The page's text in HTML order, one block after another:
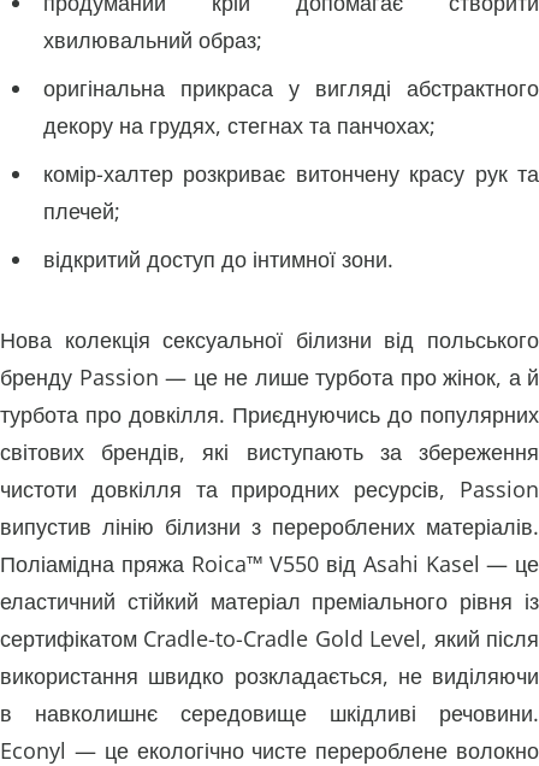
хвилювальний образ;
оригінальна прикраса у вигляді абстрактного
декору на грудях, стегнах та панчохах;
комір-халтер розкриває витончену красу рук та
плечей;
відкритий доступ до інтимної зони.
Нова колекція сексуальної білизни від польського
бренду Passion — це не лише турбота про жінок, а й
турбота про довкілля. Приєднуючись до популярних
світових брендів, які виступають за збереження
чистоти довкілля та природних ресурсів, Passion
випустив лінію білизни з перероблених матеріалів.
Поліамідна пряжа Roica™ V550 від Asahi Kasel — це
еластичний стійкий матеріал преміального рівня із
сертифікатом Cradle-to-Cradle Gold Level, який після
використання швидко розкладається, не виділяючи
в навколишнє середовище шкідливі речовини.
Econyl — це екологічно чисте перероблене волокно